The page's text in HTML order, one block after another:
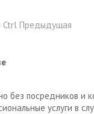
Ctrl Предыдущая
без посредников и
услуги в